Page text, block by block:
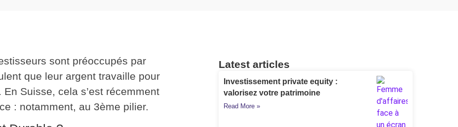
sont préoccupés par
que leur argent travaille pour
Suisse, cela s’est récemment
: notamment, au 3ème pilier.
Latest articles
Investissement private equity :
valorisez votre patrimoine
Read More »